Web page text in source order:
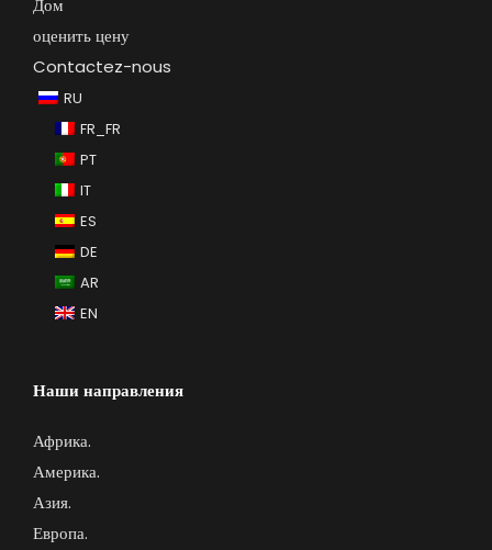
оценить цену
Contactez-nous
RU
FR_FR
PT
IT
ES
DE
AR
EN
Наши направления
Африка.
Америка.
Азия.
Европа.